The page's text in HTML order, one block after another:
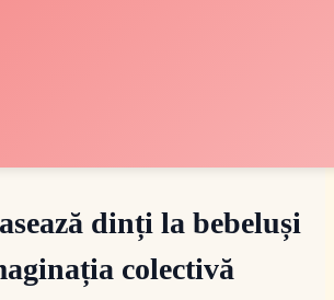
dinți la bebeluși
colectivă